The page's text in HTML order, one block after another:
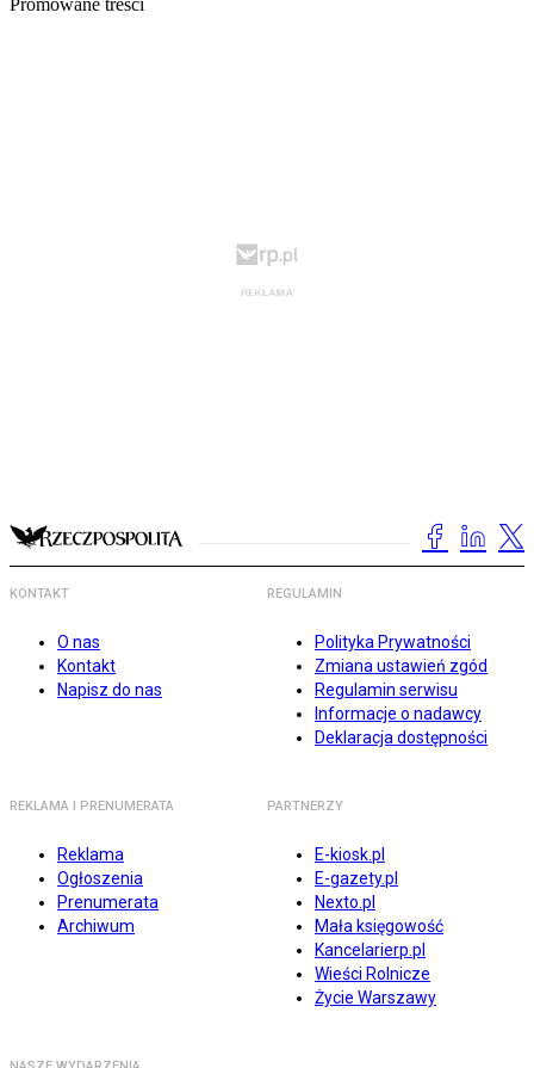
Promowane treści
KONTAKT
O nas
Kontakt
Napisz do nas
REGULAMIN
Polityka Prywatności
Zmiana ustawień zgód
Regulamin serwisu
Informacje o nadawcy
Deklaracja dostępności
REKLAMA I PRENUMERATA
Reklama
Ogłoszenia
Prenumerata
Archiwum
PARTNERZY
E-kiosk.pl
E-gazety.pl
Nexto.pl
Mała księgowość
Kancelarierp.pl
Wieści Rolnicze
Życie Warszawy